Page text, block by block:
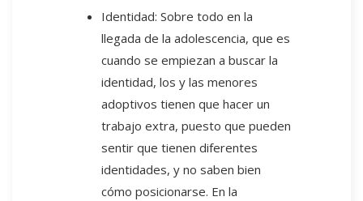
Identidad: Sobre todo en la
llegada de la adolescencia, que es
cuando se empiezan a buscar la
identidad, los y las menores
adoptivos tienen que hacer un
trabajo extra, puesto que pueden
sentir que tienen diferentes
identidades, y no saben bien
cómo posicionarse. En la